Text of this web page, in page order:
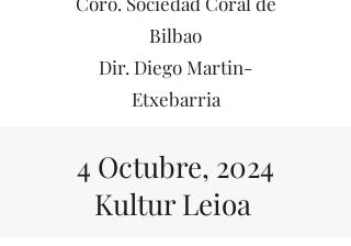
Bilbao
Dir. Diego Martin-
Etxebarria
4 Octubre, 2024
Kultur Leioa